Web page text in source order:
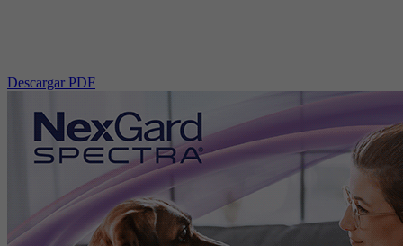
Descargar PDF